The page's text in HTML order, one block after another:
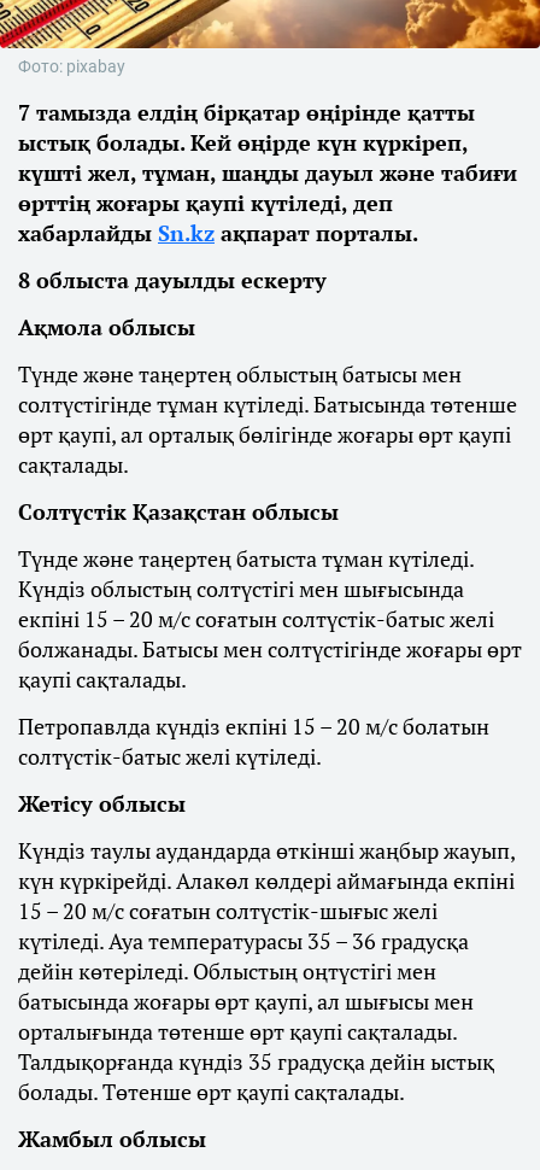
Фото: pixabay
7 тамызда елдің бірқатар өңірінде қатты
ыстық болады. Кей өңірде күн күркіреп,
күшті жел, тұман, шаңды дауыл және табиғи
өрттің жоғары қаупі күтіледі, деп
хабарлайды Sn.kz ақпарат порталы.
8 облыста дауылды ескерту
Ақмола облысы
Түнде және таңертең облыстың батысы мен
солтүстігінде тұман күтіледі. Батысында төтенше
өрт қаупі, ал орталық бөлігінде жоғары өрт қаупі
сақталады.
Солтүстік Қазақстан облысы
Түнде және таңертең батыста тұман күтіледі.
Күндіз облыстың солтүстігі мен шығысында
екпіні 15 – 20 м/с соғатын солтүстік-батыс желі
болжанады. Батысы мен солтүстігінде жоғары өрт
қаупі сақталады.
Петропавлда күндіз екпіні 15 – 20 м/с болатын
солтүстік-батыс желі күтіледі.
Жетісу облысы
Күндіз таулы аудандарда өткінші жаңбыр жауып,
күн күркірейді. Алакөл көлдері аймағында екпіні
15 – 20 м/с соғатын солтүстік-шығыс желі
күтіледі. Ауа температурасы 35 – 36 градусқа
дейін көтеріледі. Облыстың оңтүстігі мен
батысында жоғары өрт қаупі, ал шығысы мен
орталығында төтенше өрт қаупі сақталады.
Талдықорғанда күндіз 35 градусқа дейін ыстық
болады. Төтенше өрт қаупі сақталады.
Жамбыл облысы